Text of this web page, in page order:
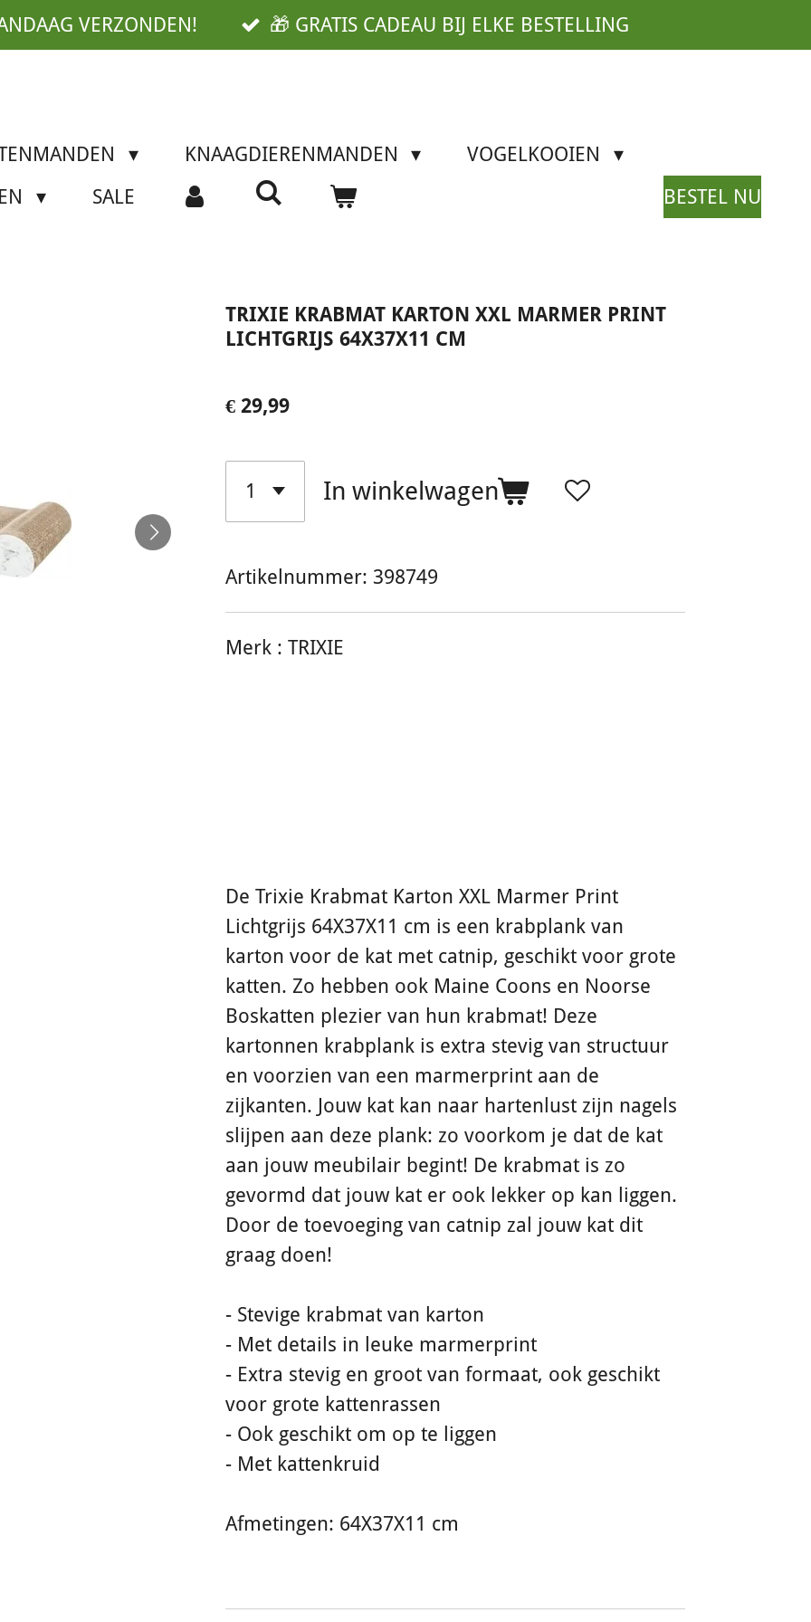
VERZONDEN! 🎁 GRATIS CADEAU BIJ ELKE BESTELLING
KNAAGDIERENMANDEN
VOGELKOOIEN
SALE BESTEL NU
TRIXIE KRABMAT KARTON XXL MARMER PRINT
LICHTGRIJS 64X37X11 CM
€ 29,99
In winkelwagen
Artikelnummer: 398749
Merk : TRIXIE
De Trixie Krabmat Karton XXL Marmer Print
Lichtgrijs 64X37X11 cm is een krabplank van
karton voor de kat met catnip, geschikt voor grote
katten. Zo hebben ook Maine Coons en Noorse
Boskatten plezier van hun krabmat! Deze
kartonnen krabplank is extra stevig van structuur
en voorzien van een marmerprint aan de
zijkanten. Jouw kat kan naar hartenlust zijn nagels
slijpen aan deze plank: zo voorkom je dat de kat
aan jouw meubilair begint! De krabmat is zo
gevormd dat jouw kat er ook lekker op kan liggen.
Door de toevoeging van catnip zal jouw kat dit
graag doen!
- Stevige krabmat van karton
- Met details in leuke marmerprint
- Extra stevig en groot van formaat, ook geschikt
voor grote kattenrassen
- Ook geschikt om op te liggen
- Met kattenkruid
Afmetingen: 64X37X11 cm